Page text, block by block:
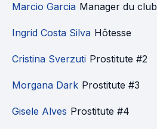
Marcio Garcia Manager du club
Ingrid Costa Silva Hôtesse
Cristina Sverzuti Prostitute #2
Morgana Dark Prostitute #3
Gisele Alves Prostitute #4